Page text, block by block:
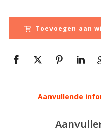
Toevoegen aan
Aanvullende